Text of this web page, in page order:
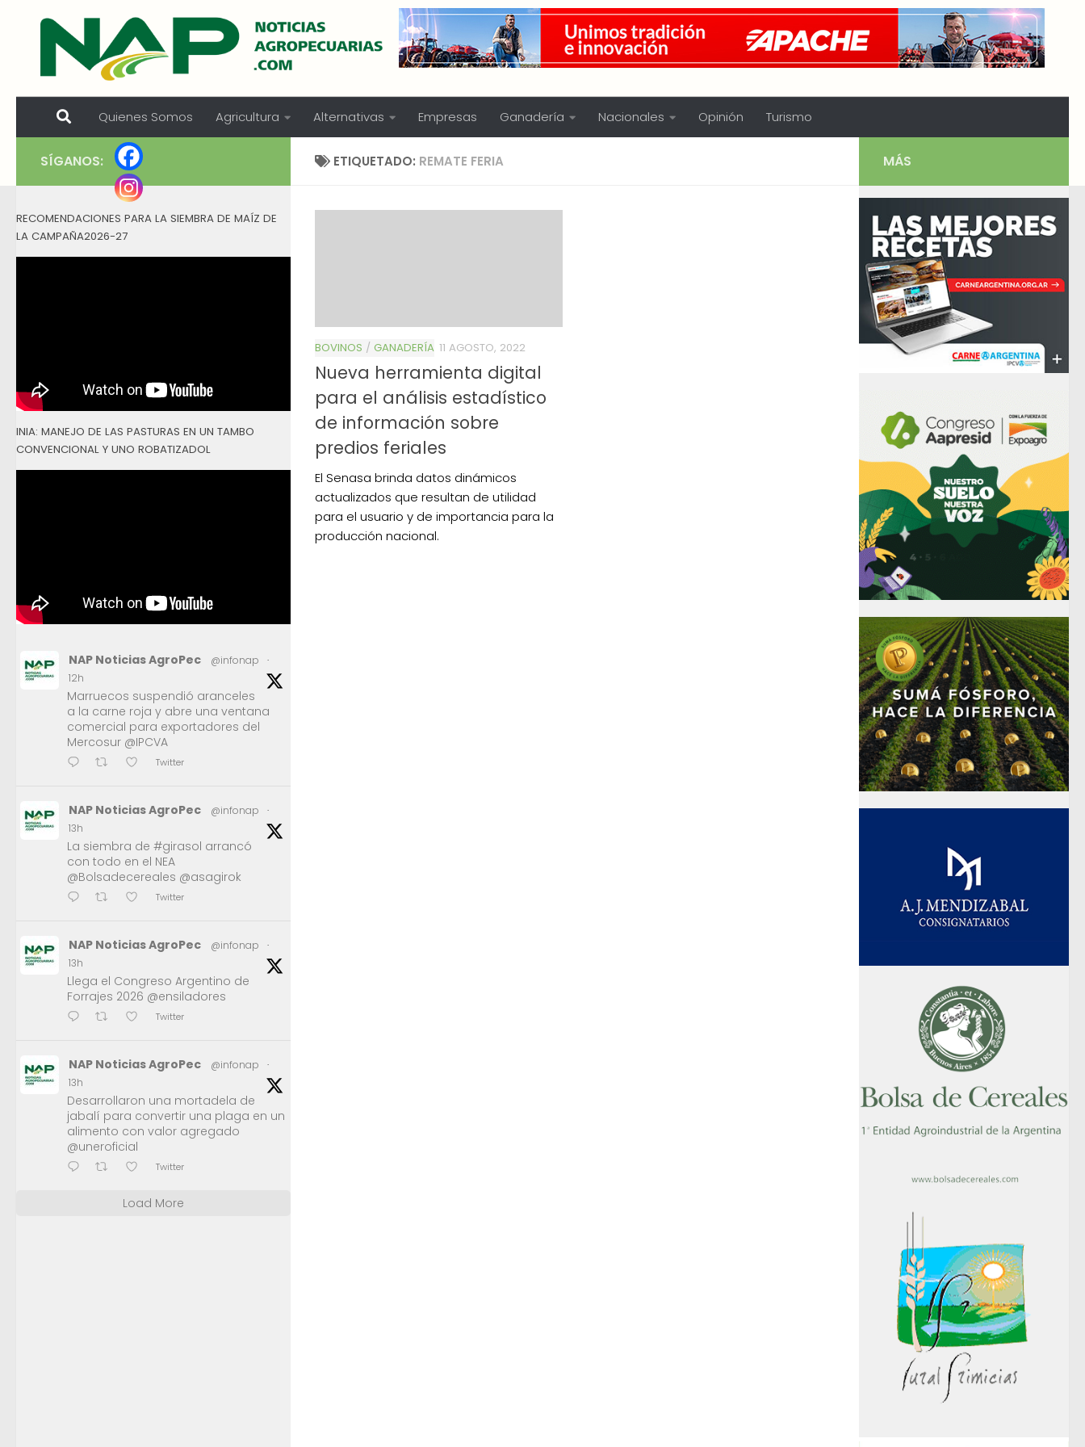
Skip to content
Quienes Somos Agricultura Alternativas Empresas Ganadería Nacionales Opinión Turismo
ETIQUETADO: REMATE FERIA
BOVINOS / GANADERÍA 11 AGOSTO, 2022
Nueva herramienta digital
para el análisis estadístico
de información sobre
predios feriales
El Senasa brinda datos dinámicos
actualizados que resultan de utilidad
para el usuario y de importancia para la
producción nacional.
SÍGANOS:
RECOMENDACIONES PARA LA SIEMBRA DE MAÍZ DE
LA CAMPAÑA2026-27
INIA: MANEJO DE LAS PASTURAS EN UN TAMBO
CONVENCIONAL Y UNO ROBATIZADOL
NAP Noticias AgroPec @infonap
·
12h
Marruecos suspendió aranceles
a la carne roja y abre una ventana
comercial para exportadores del
Mercosur @IPCVA
Twitter
NAP Noticias AgroPec @infonap
·
13h
La siembra de #girasol arrancó
con todo en el NEA
@Bolsadecereales @asagirok
Twitter
NAP Noticias AgroPec @infonap
·
13h
Llega el Congreso Argentino de
Forrajes 2026 @ensiladores
Twitter
NAP Noticias AgroPec @infonap
·
13h
Desarrollaron una mortadela de
jabalí para convertir una plaga en un
alimento con valor agregado
@uneroficial
Twitter
Load More
MÁS